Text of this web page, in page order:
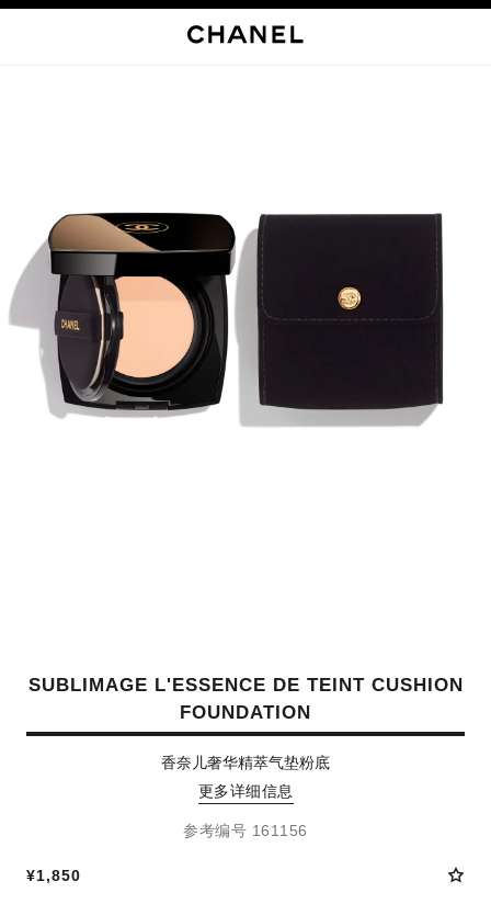
SUBLIMAGE L'ESSENCE DE TEINT CUSHION
FOUNDATION
香奈儿奢华精萃气垫粉底
更多详细信息
参考编号 161156
¥1,850